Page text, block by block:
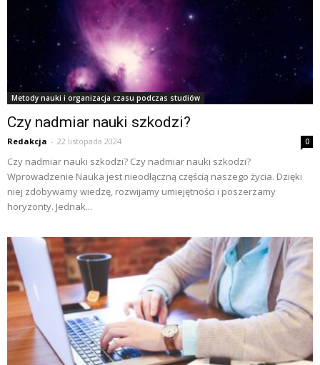
Metody nauki i organizacja czasu podczas studiów
Czy nadmiar nauki szkodzi?
Redakcja - 22 listopada 2024 0
Czy nadmiar nauki szkodzi? Czy nadmiar nauki szkodzi?
Wprowadzenie Nauka jest nieodłączną częścią naszego życia. Dzięki
niej zdobywamy wiedzę, rozwijamy umiejętności i poszerzamy
horyzonty. Jednak...